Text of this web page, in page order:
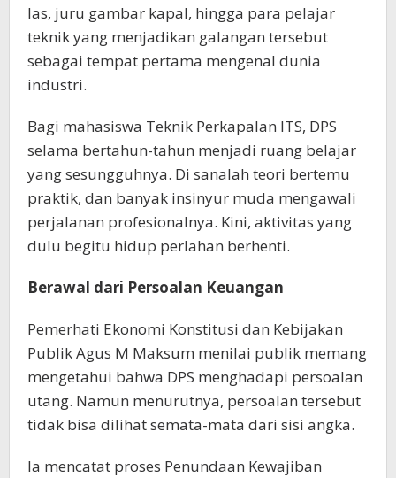
las, juru gambar kapal, hingga para pelajar
teknik yang menjadikan galangan tersebut
sebagai tempat pertama mengenal dunia
industri.
Bagi mahasiswa Teknik Perkapalan ITS, DPS
selama bertahun-tahun menjadi ruang belajar
yang sesungguhnya. Di sanalah teori bertemu
praktik, dan banyak insinyur muda mengawali
perjalanan profesionalnya. Kini, aktivitas yang
dulu begitu hidup perlahan berhenti.
Berawal dari Persoalan Keuangan
Pemerhati Ekonomi Konstitusi dan Kebijakan
Publik Agus M Maksum menilai publik memang
mengetahui bahwa DPS menghadapi persoalan
utang. Namun menurutnya, persoalan tersebut
tidak bisa dilihat semata-mata dari sisi angka.
Ia mencatat proses Penundaan Kewajiban